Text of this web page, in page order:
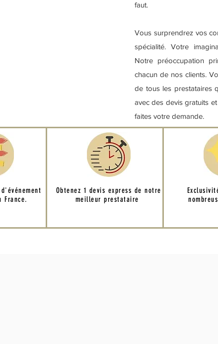
faut.
Vous surprendrez vos
spécialité. Votre
Notre préoccupation
chacun de nos clients.
de tous les prestataires
avec des devis gratuits
faites votre demande.
France.
Obtenez 1 devis express de notre
meilleur prestataire